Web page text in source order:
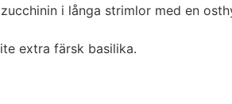
i långa strimlor med en
extra färsk basilika.